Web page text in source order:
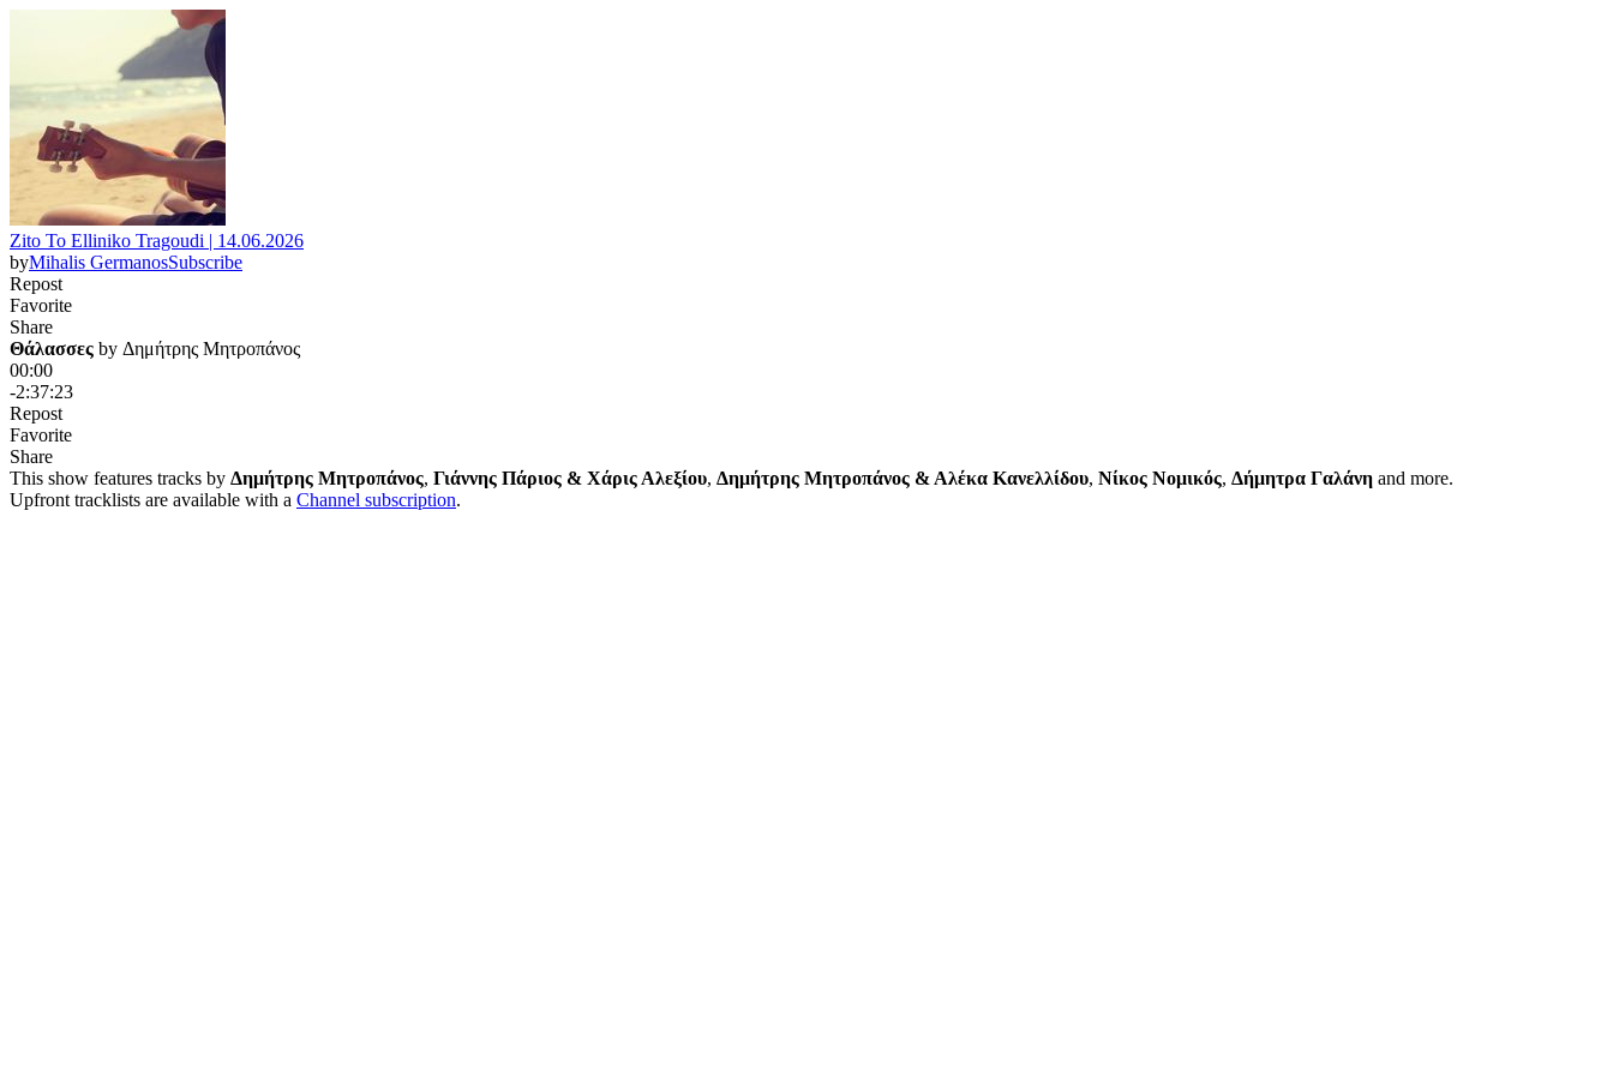
Zito To Elliniko Tragoudi | 14.06.2026
byMihalis GermanosSubscribe
Repost
Favorite
Share
Θάλασσες by Δημήτρης Μητροπάνος
00:00
-2:37:23
Repost
Favorite
Share
This show features tracks by Δημήτρης Μητροπάνος, Γιάννης Πάριος & Χάρις Αλεξίου, Δημήτρης Μητροπάνος & Αλέκα Κανελλίδου, Νίκος Νομικός, Δήμητρα Γαλάνη and more.
Upfront tracklists are available with a Channel subscription.